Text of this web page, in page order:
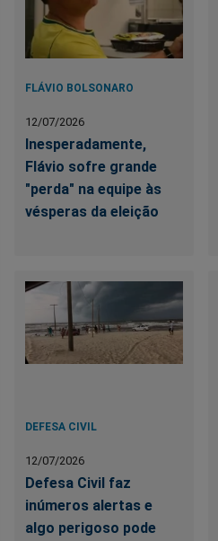
FLÁVIO BOLSONARO
12/07/2026
Inesperadamente,
Flávio sofre grande
"perda" na equipe às
vésperas da eleição
DEFESA CIVIL
12/07/2026
Defesa Civil faz
inúmeros alertas e
algo perigoso pode